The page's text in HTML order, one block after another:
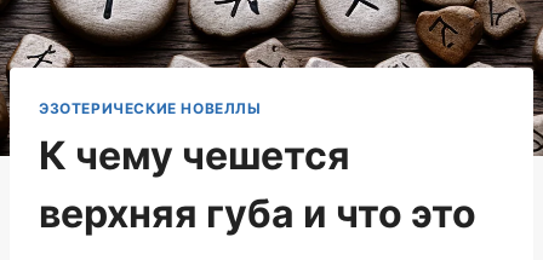
ЭЗОТЕРИЧЕСКИЕ НОВЕЛЛЫ
К чему чешется
верхняя губа и что это